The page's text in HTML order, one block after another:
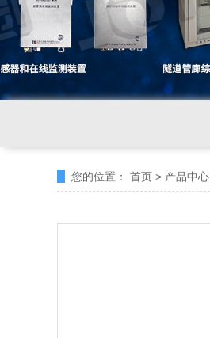
您的位置： 首页 > 产品中心